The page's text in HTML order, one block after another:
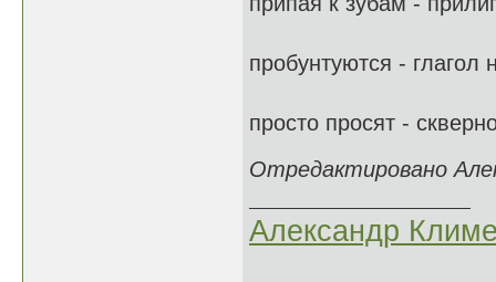
пробунтуются - глагол
просто просят -
Отредактировано
Александр